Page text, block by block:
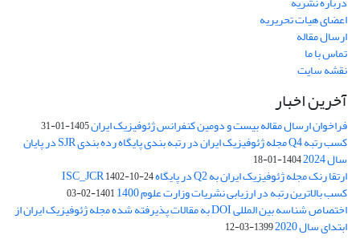
اعضای هیات تحریریه
ارسال مقاله
تماس با ما
نقشه سایت
آخرین اخبار
فراخوان ارسال مقاله بیست و دومین کنفرانس ژئوفیزیک ایران1405-01-31
کسب رتبه Q4 مجله ژئوفیزیک ایران در رتبه بندی پایگاه رده بندی SJR در پایان
سال 2024 1404-01-18
ارتقا رنک مجله ژئوفیزیک ایران به Q2 در پایگاه ISC_JCR 1402-10-24
کسب بالاترین رتبه در ارزیابی نشریات وزارت علوم 1400 1401-02-03
اختصاص شناسه بین المللی DOI به مقالات پذیرفته شده مجله ژئوفیزیک ایران از
ابتدای سال 2020 1399-03-12